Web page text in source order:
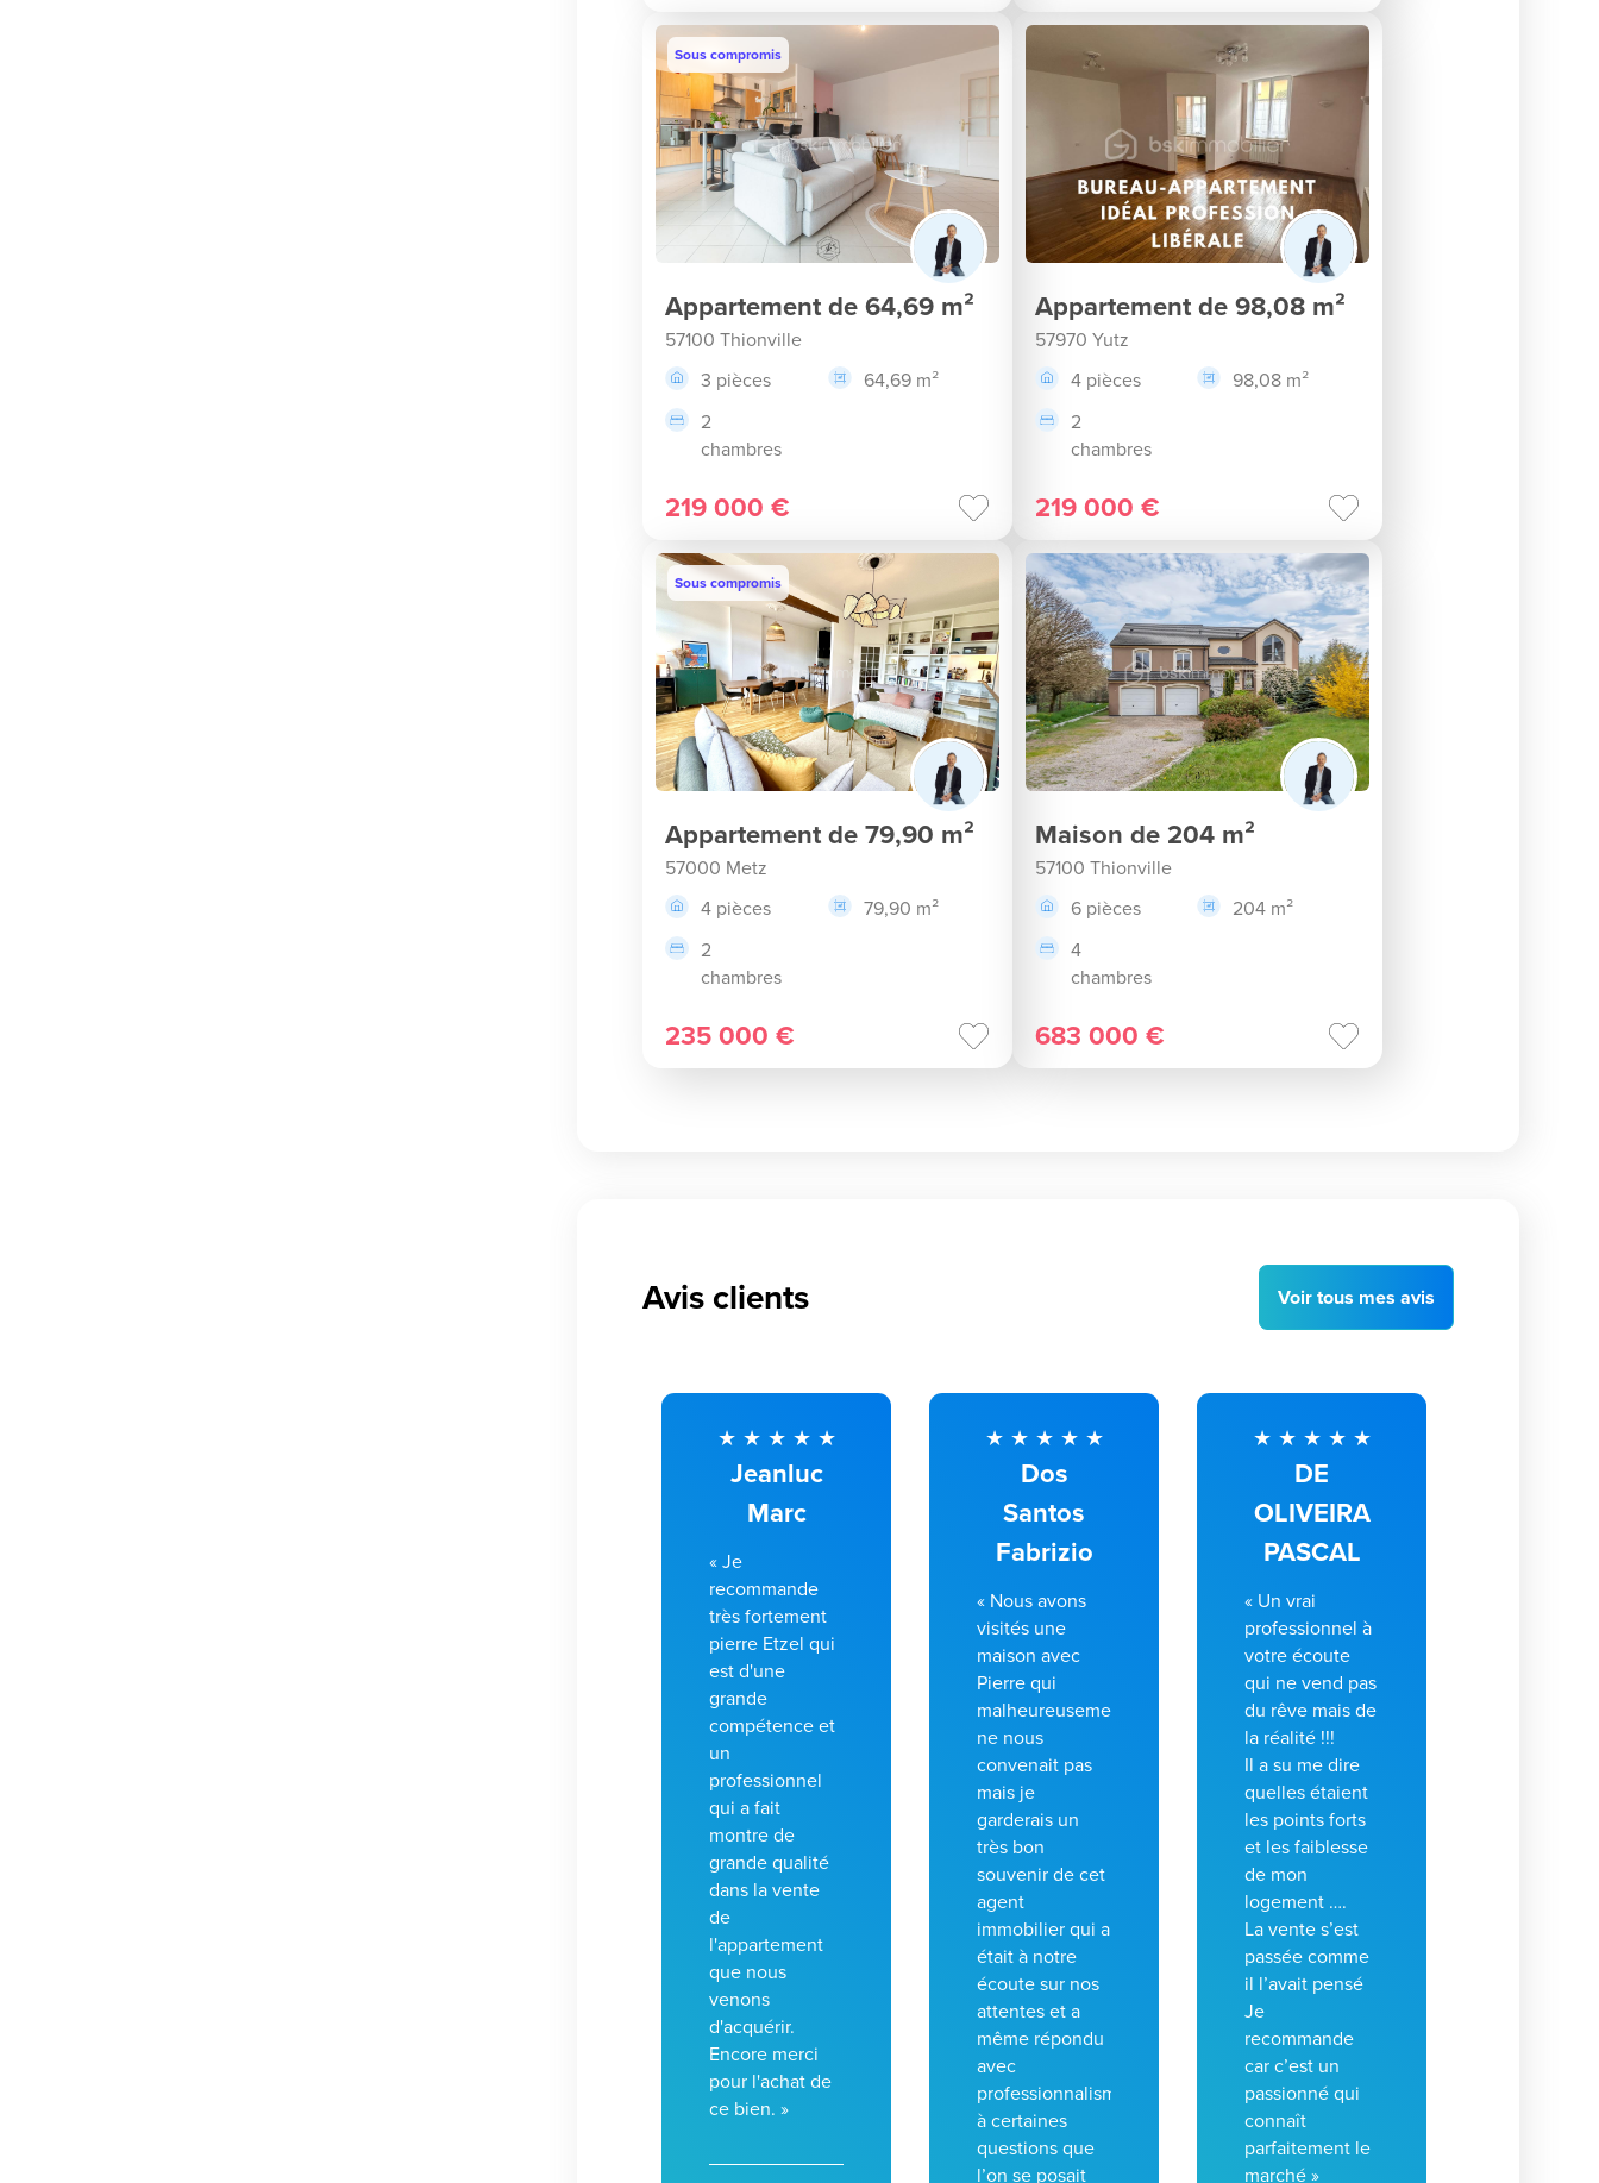
Sous compromis
Appartement de 64,69 m²
57100 Thionville
3 pièces
64,69 m²
2
chambres
219 000 €
Appartement de 98,08 m²
57970 Yutz
4 pièces
98,08 m²
2
chambres
219 000 €
Sous compromis
Appartement de 79,90 m²
57000 Metz
4 pièces
79,90 m²
2
chambres
235 000 €
Maison de 204 m²
57100 Thionville
6 pièces
204 m²
4
chambres
683 000 €
Avis clients Voirtous mes avis
Jeanluc
Marc
« Je
recommande
très fortement
pierre Etzel qui
est d'une
grande
compétence et
un
professionnel
qui a fait
montre de
grande qualité
dans la vente
de
l'appartement
que nous
venons
d'acquérir.
Encore merci
pour l'achat de
ce bien. »
Dos
Santos
Fabrizio
« Nous avons
visités une
maison avec
Pierre qui
malheureusement
ne nous
convenait pas
mais je
garderais un
très bon
souvenir de cet
agent
immobilier qui a
était à notre
écoute sur nos
attentes et a
même répondu
avec
professionnalisme
à certaines
questions que
l’on se posait
DE
OLIVEIRA
PASCAL
« Un vrai
professionnel à
votre écoute
qui ne vend pas
du rêve mais de
la réalité !!!
Il a su me dire
quelles étaient
les points forts
et les faiblesse
de mon
logement ….
La vente s’est
passée comme
il l’avait pensé
Je
recommande
car c’est un
passionné qui
connaît
parfaitement le
marché »